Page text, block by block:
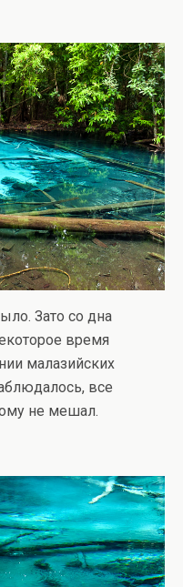
Зато со дна
время
малазийских
все
не мешал.